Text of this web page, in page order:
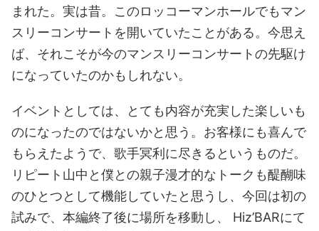
まれた。実は昔。このロッコーマンホールでもマン
スリーコンサートを開いていたことがある。今思え
ば、それこそが今のマンスリーコンサートの先駆け
になっていたのかもしれない。
イベントとしては、とても内容が充実した楽しいも
のになったのではないかと思う。お客様にも喜んで
もらえたようで、歌手冥利に尽きるというものだ。
リピート山中と僕との親子漫才的なトークも醍醐味
のひとつとして機能していたと思うし、今回は初の
試みで、本編終了後に場所を移動し、 Hiz’BARにて